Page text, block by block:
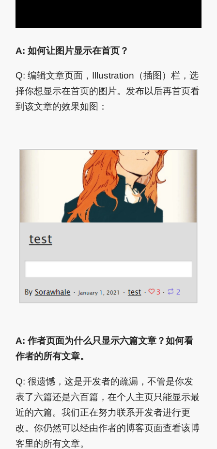
A: 如何让图片显示在首页？
Q: 编辑文章页面，Illustration（插图）栏，选
择你想显示在首页的图片。发布以后再首页看
到该文章的效果如图：
A: 作者页面为什么只显示六篇文章？如何看
作者的所有文章。
Q: 很遗憾，这是开发者的疏漏，不管是你发
表了六篇还是六百篇，在个人主页只能显示最
近的六篇。我们正在努力联系开发者进行更
改。你仍然可以经由作者的博客页面查看该博
客里的所有文章。